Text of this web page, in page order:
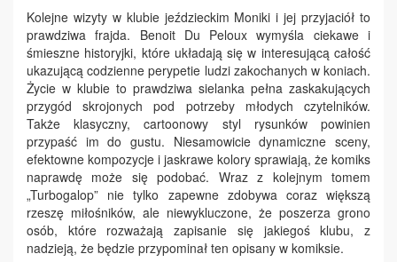
Kolejne wizyty w klubie jeździeckim Moniki i jej przyjaciół to
prawdziwa frajda. Benoit Du Peloux wymyśla ciekawe i
śmieszne historyjki, które układają się w interesującą całość
ukazującą codzienne perypetie ludzi zakochanych w koniach.
Życie w klubie to prawdziwa sielanka pełna zaskakujących
przygód skrojonych pod potrzeby młodych czytelników.
Także klasyczny, cartoonowy styl rysunków powinien
przypaść im do gustu. Niesamowicie dynamiczne sceny,
efektowne kompozycje i jaskrawe kolory sprawiają, że komiks
naprawdę może się podobać. Wraz z kolejnym tomem
„Turbogalop” nie tylko zapewne zdobywa coraz większą
rzeszę miłośników, ale niewykluczone, że poszerza grono
osób, które rozważają zapisanie się jakiegoś klubu, z
nadzieją, że będzie przypominał ten opisany w komiksie.